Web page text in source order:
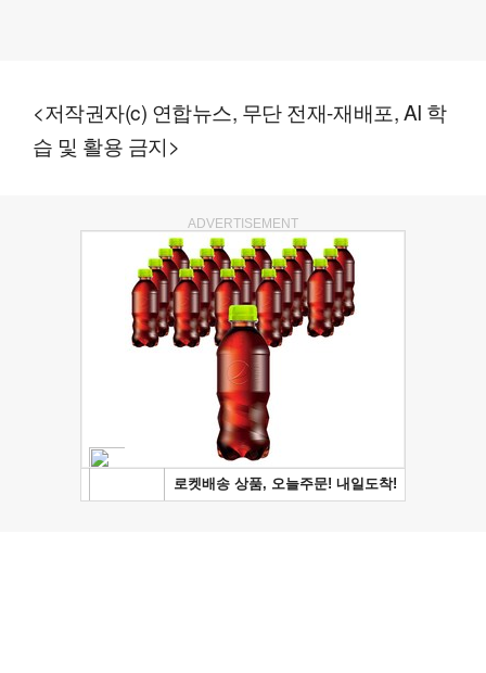
<저작권자(c) 연합뉴스, 무단 전재-재배포, AI 학
습 및 활용 금지>
ADVERTISEMENT